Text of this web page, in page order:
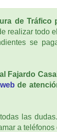
de Tráfico
realizar todo
se
Fajardo
de
las dudas.
a teléfonos